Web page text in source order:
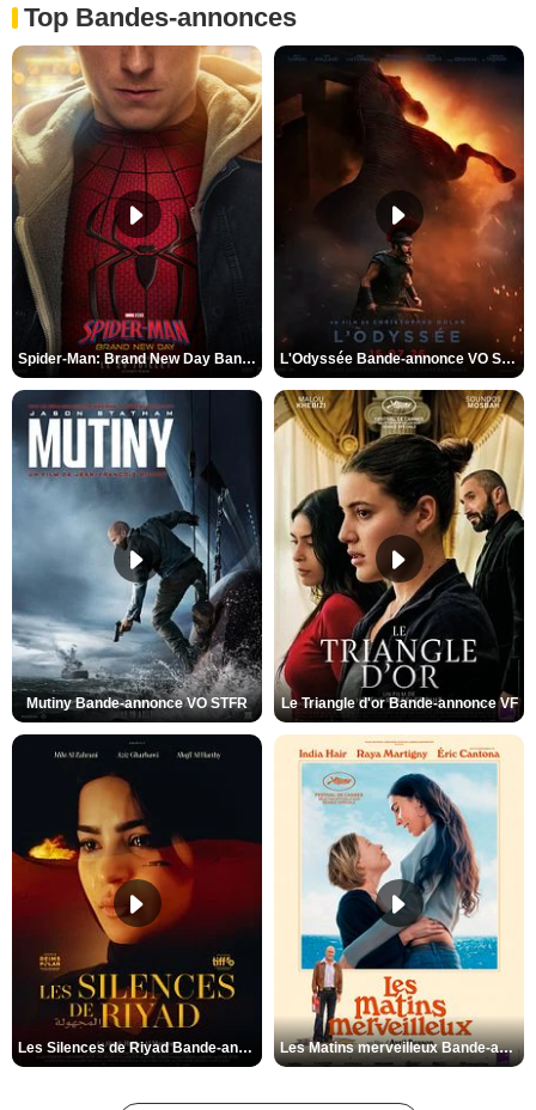
Top Bandes-annonces
Spider-Man: Brand New Day Bande-annonce VO STFR L'Odyssée Bande-annonce VO STFR
Mutiny Bande-annonce VO STFR Le Triangle d'or Bande-annonce VF
Les Silences de Riyad Bande-annonce VO STFR Les Matins merveilleux Bande-annonce VF